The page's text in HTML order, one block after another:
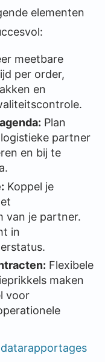
elementen
meetbare
per order,
en
Plan
partner
en bij te
Koppel je
van je partner.
in
Flexibele
maken
voor